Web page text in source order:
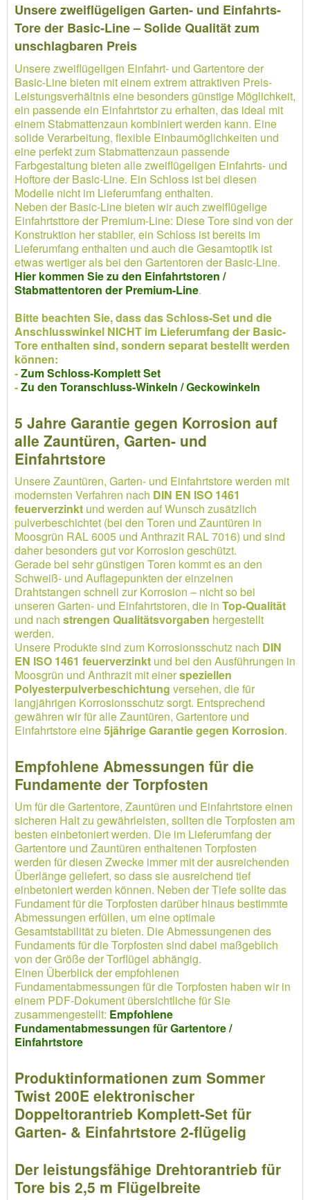
Unsere zweiflügeligen Garten- und Einfahrts-
Tore der Basic-Line – Solide Qualität zum
unschlagbaren Preis
Unsere zweiflügeligen Einfahrt- und Gartentore der
Basic-Line bieten mit einem extrem attraktiven Preis-
Leistungsverhältnis eine besonders günstige Möglichkeit,
ein passende ein Einfahrtstor zu erhalten, das ideal mit
einem Stabmattenzaun kombiniert werden kann. Eine
solide Verarbeitung, flexible Einbaumöglichkeiten und
eine perfekt zum Stabmattenzaun passende
Farbgestaltung bieten alle zweiflügeligen Einfahrts- und
Hoftore der Basic-Line. Ein Schloss ist bei diesen
Modelle nicht im Lieferumfang enthalten.
Neben der Basic-Line bieten wir auch zweiflügelige
Einfahrtsttore der Premium-Line: Diese Tore sind von der
Konstruktion her stabiler, ein Schloss ist bereits im
Lieferumfang enthalten und auch die Gesamtoptik ist
etwas wertiger als bei den Gartentoren der Basic-Line.
Hier kommen Sie zu den Einfahrtstoren /
Stabmattentoren der Premium-Line.
Bitte beachten Sie, dass das Schloss-Set und die
Anschlusswinkel NICHT im Lieferumfang der Basic-
Tore enthalten sind, sondern separat bestellt werden
können:
-Zum Schloss-Komplett Set
-Zu den Toranschluss-Winkeln / Geckowinkeln
5 Jahre Garantie gegen Korrosion auf
alle Zauntüren, Garten- und
Einfahrtstore
Unsere Zauntüren, Garten- und Einfahrtstore werden mit
modernsten Verfahren nach DIN EN ISO 1461
feuerverzinkt und werden auf Wunsch zusätzlich
pulverbeschichtet (bei den Toren und Zauntüren in
Moosgrün RAL 6005 und Anthrazit RAL 7016) und sind
daher besonders gut vor Korrosion geschützt.
Gerade bei sehr günstigen Toren kommt es an den
Schweiß- und Auflagepunkten der einzelnen
Drahtstangen schnell zur Korrosion – nicht so bei
unseren Garten- und Einfahrtstoren, die in Top-Qualität
und nach strengen Qualitätsvorgaben hergestellt
werden.
Unsere Produkte sind zum Korrosionsschutz nach DIN
EN ISO 1461 feuerverzinkt und bei den Ausführungen in
Moosgrün und Anthrazit mit einerspeziellen
Polyesterpulverbeschichtung versehen, die für
langjährigen Korrosionsschutz sorgt. Entsprechend
gewähren wir für alle Zauntüren, Gartentore und
Einfahrtstore eine5jährige Garantie gegen Korrosion.
Empfohlene Abmessungen für die
Fundamente der Torpfosten
Um für die Gartentore, Zauntüren und Einfahrtstore einen
sicheren Halt zu gewährleisten, sollten die Torpfosten am
besten einbetoniert werden. Die im Lieferumfang der
Gartentore und Zauntüren enthaltenen Torpfosten
werden für diesen Zwecke immer mit der ausreichenden
Überlänge geliefert, so dass sie ausreichend tief
einbetoniert werden können. Neben der Tiefe sollte das
Fundament für die Torpfosten darüber hinaus bestimmte
Abmessungen erfüllen, um eine optimale
Gesamtstabilität zu bieten. Die Abmessungenen des
Fundaments für die Torpfosten sind dabei maßgeblich
von der Größe der Torflügel abhängig.
Einen Überblick der empfohlenen
Fundamentabmessungen für die Torpfosten haben wir in
einem PDF-Dokument übersichtliche für Sie
zusammengestellt: Empfohlene
Fundamentabmessungen für Gartentore /
Einfahrtstore
Produktinformationen zum Sommer
Twist 200E elektronischer
Doppeltorantrieb Komplett-Set für
Garten- & Einfahrtstore 2-flügelig
Der leistungsfähige Drehtorantrieb für
Tore bis 2,5 m Flügelbreite